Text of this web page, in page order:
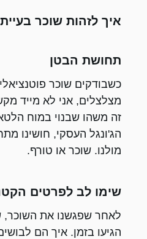
איך לזהות שוכר
תחושת הבטן
כשבודקים שוכר
מצלצלים, אני לא מייד
זה משהו שבנוי במוח
הג'ונגל העסקי, חושינו
מולנו. שוכר או טורף.
שימו לב לפרטים
לאחר שפגשנו את השוכר,
הגיעו בזמן. איך הם